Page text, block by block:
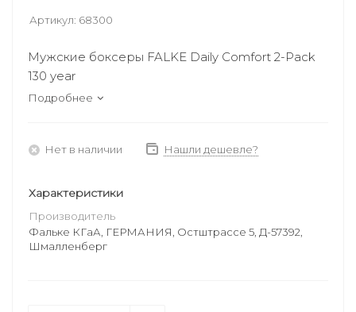
Артикул: 68300
Мужские боксеры FALKE Daily Comfort 2-Pack
130 year
Подробнее
Нет в наличии Нашли дешевле?
Характеристики
Производитель
Фальке КГаА, ГЕРМАНИЯ, Остштрассе 5, Д-57392,
Шмалленберг